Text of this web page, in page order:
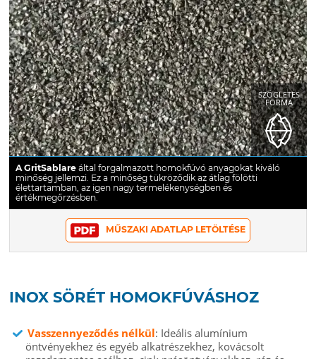
SZÖGLETES
FORMA
A GritSablareáltal forgalmazott homokfúvó anyagokat kiváló
minőség jellemzi. Ez a minőség tükröződik az átlag fölötti
élettartamban, az igen nagy termelékenységben és
értékmegőrzésben.
MŰSZAKI ADATLAP LETÖLTÉSE
INOX SÖRÉT HOMOKFÚVÁSHOZ
Vasszennyeződés nélkül: Ideális alumínium
öntvényekhez és egyéb alkatrészekhez, kovácsolt